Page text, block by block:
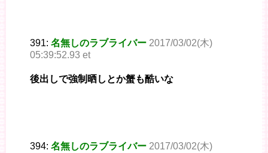
391: 名無しのラブライバー 2017/03/02(木)
05:39:52.93 et
後出しで強制晒しとか蟹も酷いな
394: 名無しのラブライバー 2017/03/02(木)